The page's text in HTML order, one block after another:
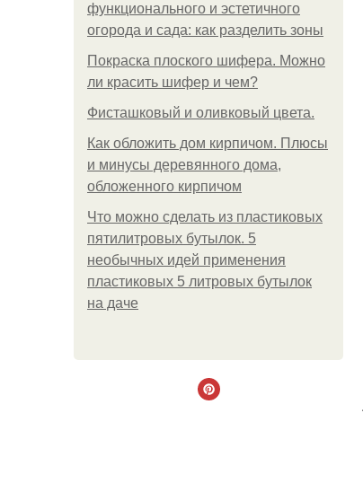
функционального и эстетичного
огорода и сада: как разделить зоны
Покраска плоского шифера. Можно
ли красить шифер и чем?
Фисташковый и оливковый цвета.
Как обложить дом кирпичом. Плюсы
и минусы деревянного дома,
обложенного кирпичом
Что можно сделать из пластиковых
пятилитровых бутылок. 5
необычных идей применения
пластиковых 5 литровых бутылок
на даче
.